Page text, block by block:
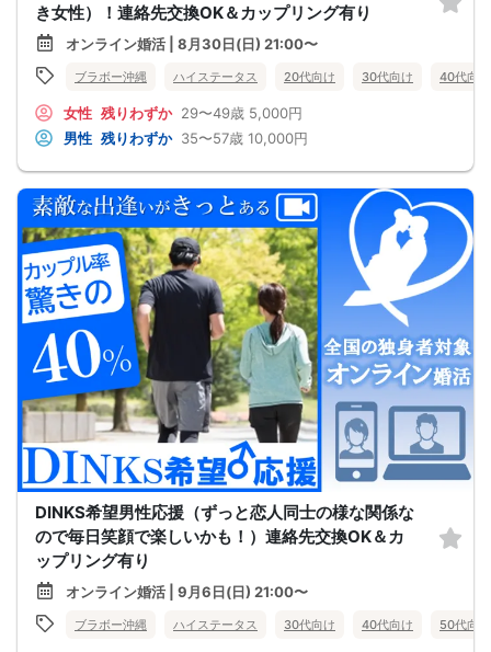
き女性）！連絡先交換OK＆カップリング有り
オンライン婚活 | 8月30日(日) 21:00〜
ブラボー沖縄 ハイステータス 20代向け 30代向け 40代向け
女性 残りわずか 29〜49歳 5,000円
男性 残りわずか 35〜57歳 10,000円
DINKS希望男性応援（ずっと恋人同士の様な関係な
ので毎日笑顔で楽しいかも！）連絡先交換OK＆カ
ップリング有り
オンライン婚活 | 9月6日(日) 21:00〜
ブラボー沖縄 ハイステータス 30代向け 40代向け 50代向け